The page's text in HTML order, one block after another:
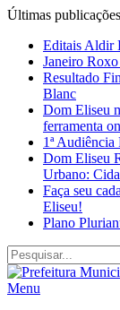
Últimas
Editais Aldir
Janeiro
Resultado
Blanc
Dom Eliseu
ferramenta
1ª
Dom Eliseu
Urbano:
Faça seu
Eliseu!
Plano
Menu